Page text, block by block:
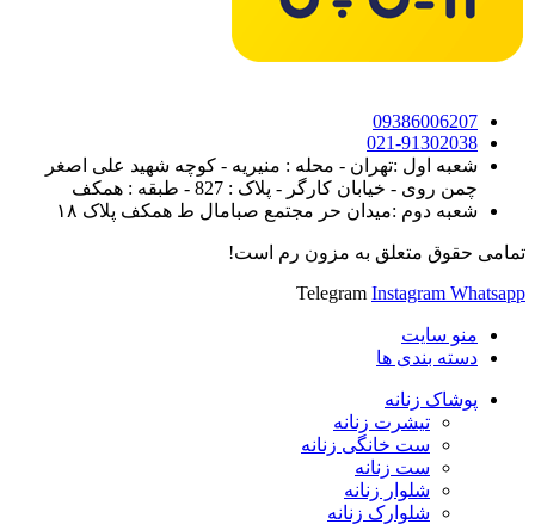
09386006207
021-91302038
شعبه اول :تهران - محله : منیریه - کوچه شهید علی اصغر
چمن روی - خیابان کارگر - پلاک : 827 - طبقه : همکف
شعبه دوم :میدان حر مجتمع صبامال ط همکف پلاک ۱۸
تمامی حقوق متعلق به مزون رم است!
Telegram Instagram Whatsapp
منو سایت
دسته بندی ها
پوشاک زنانه
تیشرت زنانه
ست خانگی زنانه
ست زنانه
شلوار زنانه
شلوارک زنانه